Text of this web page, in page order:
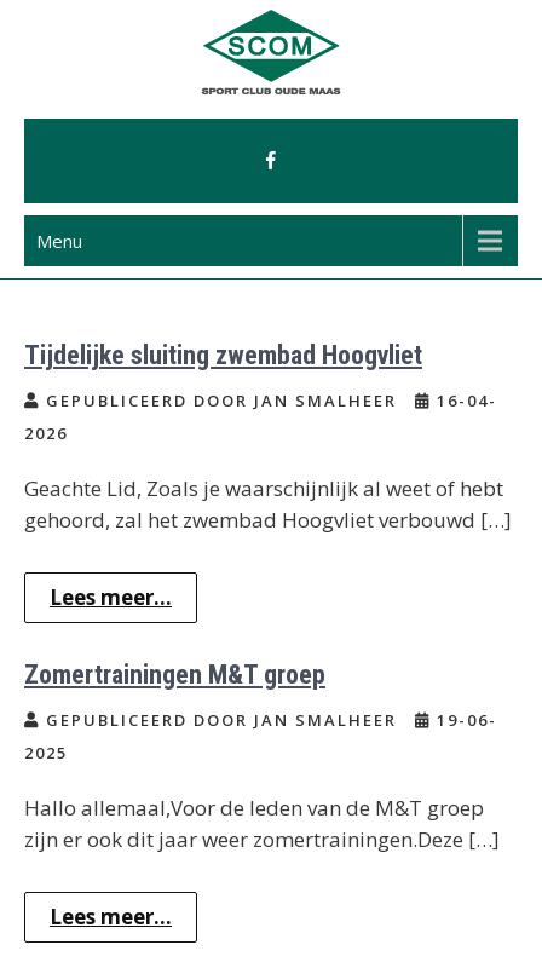
Menu
Tijdelijke sluiting zwembad Hoogvliet
GEPUBLICEERD DOOR JAN SMALHEER
16-04-
2026
Geachte Lid, Zoals je waarschijnlijk al weet of hebt
gehoord, zal het zwembad Hoogvliet verbouwd […]
Lees meer...
Zomertrainingen M&T groep
GEPUBLICEERD DOOR JAN SMALHEER
19-06-
2025
Hallo allemaal,Voor de leden van de M&T groep
zijn er ook dit jaar weer zomertrainingen.Deze […]
Lees meer...